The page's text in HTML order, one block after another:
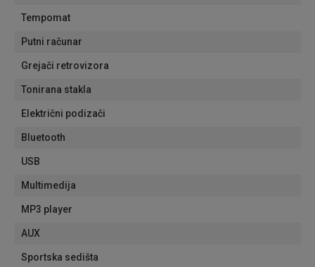
Tempomat
Putni računar
Grejači retrovizora
Tonirana stakla
Električni podizači
Bluetooth
USB
Multimedija
MP3 player
AUX
Sportska sedišta